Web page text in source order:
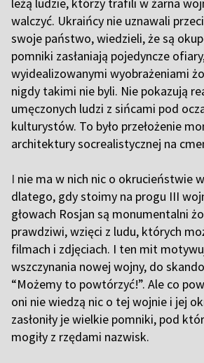
walczyć. Ukraińcy nie uznawali
swoje państwo, wiedzieli, że są
pomniki zasłaniają pojedyncze
wyidealizowanymi wyobrażeniami
nigdy takimi nie byli. Nie pokazują
umęczonych ludzi z sińcami pod
kulturystów. To było przełożenie
architektury socrealistycznej na
I nie ma w nich nic o okrucieństwie
dlatego, gdy stoimy na progu III
głowach Rosjan są monumentalni
prawdziwi, wzięci z ludu, których
filmach i zdjęciach. I ten mit
wszczynania nowej wojny, do
“Możemy to powtórzyć!”. Ale co
oni nie wiedzą nic o tej wojnie i jej
zasłoniły je wielkie pomniki, pod
mogiły z rzędami nazwisk.